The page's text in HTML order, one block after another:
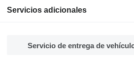
Servicios adicionales
Servicio de entrega de